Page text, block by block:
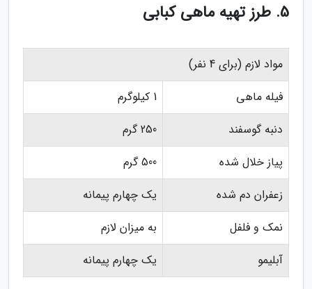
5. طرز تهیه ماهی کبابی
مواد لازم (برای 4 نفر)
فیله ماهی
1 کیلوگرم
دنبه گوسفند
250 گرم
پیاز خلال شده
500 گرم
زعفران دم شده
یک چهارم پیمانه
نمک و فلفل
به میزان لازم
آبلیمو
یک چهارم پیمانه